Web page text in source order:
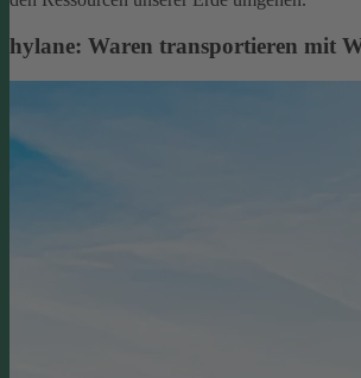
hylane: Waren transportieren mit